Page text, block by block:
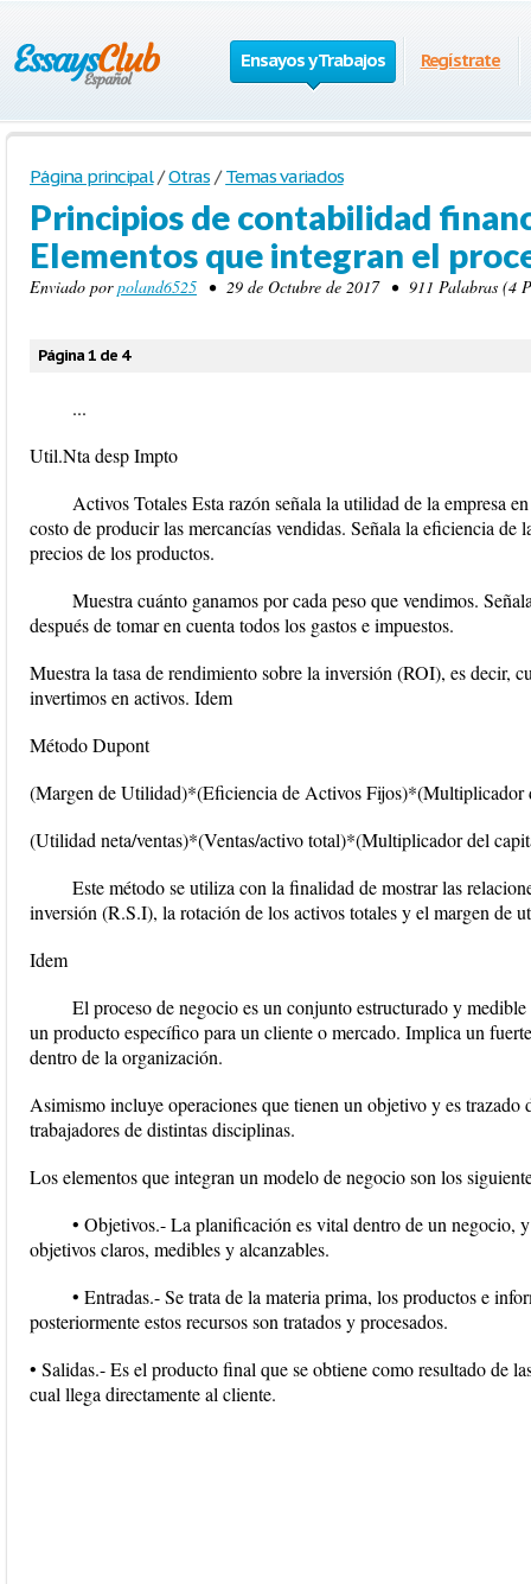
Ensayos y Trabajos Regístrate
Página principal / Otras / Temas variados
Principios de contabilidad
Elementos que integran el
Enviado porpoland6525 • 29 de Octubre de 2017 • 911 Palabras (4
Página 1 de 4
...
Util.Nta desp Impto
Activos Totales Esta razón señala la utilidad de la empresa
costo de producir las mercancías vendidas. Señala la eficiencia
precios de los productos.
Muestra cuánto ganamos por cada peso que vendimos.
después de tomar en cuenta todos los gastos e impuestos.
Muestra la tasa de rendimiento sobre la inversión (ROI), es decir,
invertimos en activos. Idem
Método Dupont
(Margen de Utilidad)*(Eficiencia de Activos Fijos)*(Multiplicador
(Utilidad neta/ventas)*(Ventas/activo total)*(Multiplicador del
Este método se utiliza con la finalidad de mostrar las
inversión (R.S.I), la rotación de los activos totales y el margen de
Idem
El proceso de negocio es un conjunto estructurado y
un producto específico para un cliente o mercado. Implica un
dentro de la organización.
Asimismo incluye operaciones que tienen un objetivo y es trazado
trabajadores de distintas disciplinas.
Los elementos que integran un modelo de negocio son los
• Objetivos.- La planificación es vital dentro de un negocio,
objetivos claros, medibles y alcanzables.
• Entradas.- Se trata de la materia prima, los productos e
posteriormente estos recursos son tratados y procesados.
• Salidas.- Es el producto final que se obtiene como resultado de
cual llega directamente al cliente.